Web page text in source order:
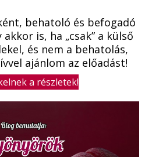
behatoló és befogadó
is, ha „csak” a külső
és nem a behatolás,
ajánlom az előadást!
a részletek!